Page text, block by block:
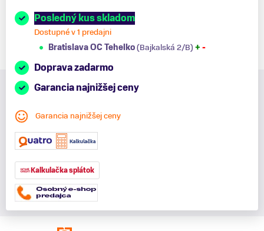
Posledný kus skladom
Dostupné v 1 predajni
Bratislava OC Tehelko(Bajkalská 2/B) + -
Doprava zadarmo
Garancia najnižšej ceny
Garancia najnižšej ceny
Kalkulačka splátok